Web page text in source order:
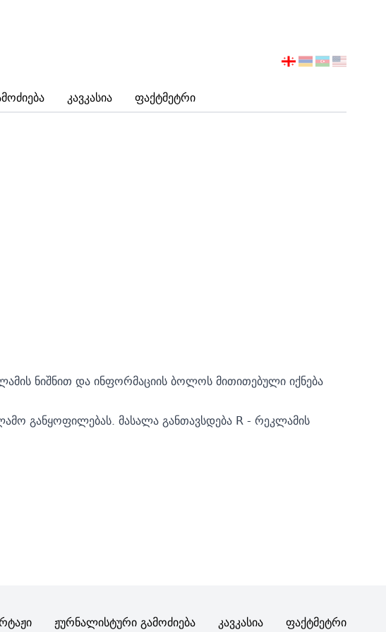
Კავკასია Ფაქტმეტრი
აირჩიეთ
ნიშნით და ინფორმაციის ბოლოს მითითებული იქნება
განყოფილებას. მასალა განთავსდება R - რეკლამის
Ჟურნალისტური Გამოძიება Კავკასია Ფაქტმეტრი